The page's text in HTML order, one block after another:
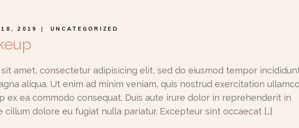
18, 2019 UNCATEGORIZED
amet, consectetur adipisicing elit, sed do eiusmod tempor
aliqua. Ut enim ad minim veniam, quis nostrud exercitation
ex ea commodo consequat. Duis aute irure dolor in reprehenderit in
dolore eu fugiat nulla pariatur. Excepteur sint occaecat […]